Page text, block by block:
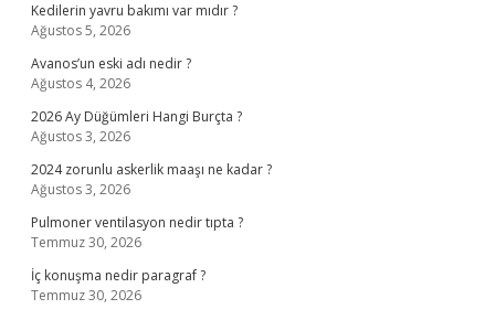
Kedilerin yavru bakımı var mıdır ?
Ağustos 5, 2026
Avanos’un eski adı nedir ?
Ağustos 4, 2026
2026 Ay Düğümleri Hangi Burçta ?
Ağustos 3, 2026
2024 zorunlu askerlik maaşı ne kadar ?
Ağustos 3, 2026
Pulmoner ventilasyon nedir tıpta ?
Temmuz 30, 2026
İç konuşma nedir paragraf ?
Temmuz 30, 2026